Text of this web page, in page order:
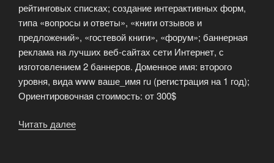
рейтинговых списках; создание интерактивных форм,
типа «вопросы и ответы», «книги отзывов и
предложений», «гостевой книги», «форум»; баннерная
реклама на лучших веб-сайтах сети Интернет, с
изготовлением 2 баннеров. Доменное имя: второго
уровня, вида www ваше_имя ru (регистрация на 1 год);
Ориентировочная стоимость: от 300$
Читать далее